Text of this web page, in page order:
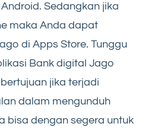
Sedangkan jika
maka Anda dapat
di Apps Store. Tunggu
Bank digital Jago
jika terjadi
dalam mengunduh
bisa dengan segera untuk